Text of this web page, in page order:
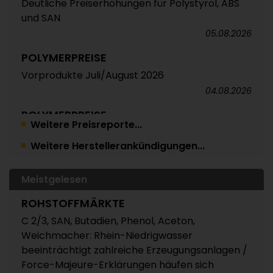
Deutliche Preiserhöhungen für Polystyrol, ABS
und SAN
05.08.2026
POLYMERPREISE
Vorprodukte Juli/August 2026
04.08.2026
POLYMERPREISE
Styrolkunststoffe Juli 2026: Absturz der SM-
Referenz zieht die Preise nach unten /
POLYMERPREISE
Technische Thermoplaste Juli 2026:
Überwiegend leichte Abschläge oder Rollover /
Extrem unterschiedliche Preisveränderungen
bei PC und PA 6 / Panel erwartet für August
Weitere Preisreporte...
Weitere Herstellerankündigungen...
Meistgelesen
ROHSTOFFMÄRKTE
C 2/3, SAN, Butadien, Phenol, Aceton,
Weichmacher: Rhein-Niedrigwasser
beeinträchtigt zahlreiche Erzeugungsanlagen /
Force-Majeure-Erklärungen häufen sich